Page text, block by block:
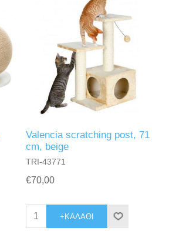
Valencia scratching post, 71
cm, beige
TRI-43771
€70,00
+ΚΑΛΆΘΙ